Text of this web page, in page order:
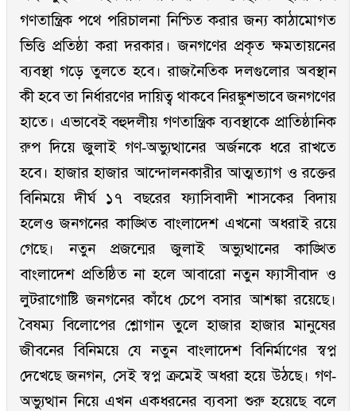
গণতান্ত্রিক পথে পরিচালনা নিশ্চিত করার জন্য কাঠামোগত
ভিত্তি প্রতিষ্ঠা করা দরকার। জনগণের প্রকৃত ক্ষমতায়নের
ব্যবস্থা গড়ে তুলতে হবে। রাজনৈতিক দলগুলোর অবস্থান
কী হবে তা নির্ধারণের দায়িত্ব থাকবে নিরঙ্কুশভাবে জনগণের
হাতে। এভাবেই বহুদলীয় গণতান্ত্রিক ব্যবস্থাকে প্রাতিষ্ঠানিক
রুপ দিয়ে জুলাই গণ-অভ্যুত্থানের অর্জনকে ধরে রাখতে
হবে। হাজার হাজার আন্দোলনকারীর আত্মত্যাগ ও রক্তের
বিনিময়ে দীর্ঘ ১৭ বছরের ফ্যাসিবাদী শাসকের বিদায়
হলেও জনগনের কাঙ্খিত বাংলাদেশ এখনো অধরাই রয়ে
গেছে। নতুন প্রজন্মের জুলাই অভ্যুত্থানের কাঙ্খিত
বাংলাদেশ প্রতিষ্ঠিত না হলে আবারো নতুন ফ্যাসীবাদ ও
লুটরাগোষ্টি জনগনের কাঁধে চেপে বসার আশঙ্কা রয়েছে।
বৈষম্য বিলোপের শ্লোগান তুলে হাজার হাজার মানুষের
জীবনের বিনিময়ে যে নতুন বাংলাদেশ বিনির্মাণের স্বপ্ন
দেখেছে জনগন, সেই স্বপ্ন ক্রমেই অধরা হয়ে উঠছে। গণ-
অভ্যুত্থান নিয়ে এখন একধরনের ব্যবসা শুরু হয়েছে বলে